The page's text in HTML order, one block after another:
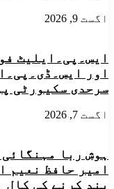
اگست 9, 2026
ایس۔پی۔ایلیٹ
اور
سرحدی سکیورٹی
اگست 7, 2026
ہوش ربا مہنگائی
امیر حافظ نعیم
بند کرنے کی